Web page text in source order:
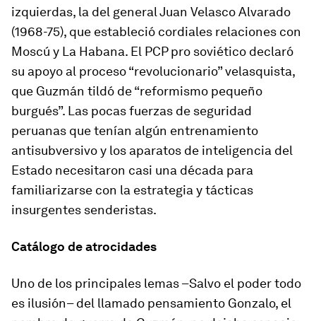
izquierdas, la del general Juan Velasco Alvarado
(1968-75), que estableció cordiales relaciones con
Moscú y La Habana. El PCP pro soviético declaró
su apoyo al proceso “revolucionario”velasquista,
que Guzmán tildó de “reformismo pequeño
burgués”. Las pocas fuerzas de seguridad
peruanas que tenían algún entrenamiento
antisubversivo y los aparatos de inteligencia del
Estado necesitaron casi una década para
familiarizarse con la estrategia y tácticas
insurgentes senderistas.
Catálogo de atrocidades
Uno de los principales lemas –Salvo el poder todo
es ilusión– del llamado pensamiento Gonzalo, el